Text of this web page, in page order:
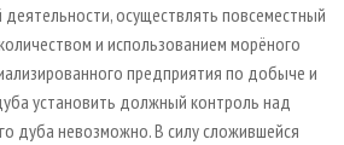
осуществлять повсеместный
и использованием морёного
предприятия по добыче и
установить должный контроль над
дуба невозможно. В силу сложившейся